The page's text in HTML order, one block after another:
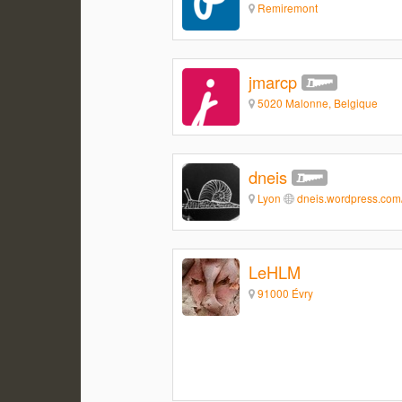
Remiremont
jmarcp
5020 Malonne, Belgique
dneis
Lyon
LeHLM
91000 Évry